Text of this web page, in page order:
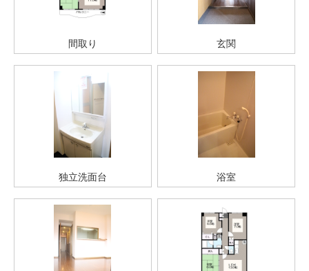
間取り 玄関
独立洗面台 浴室